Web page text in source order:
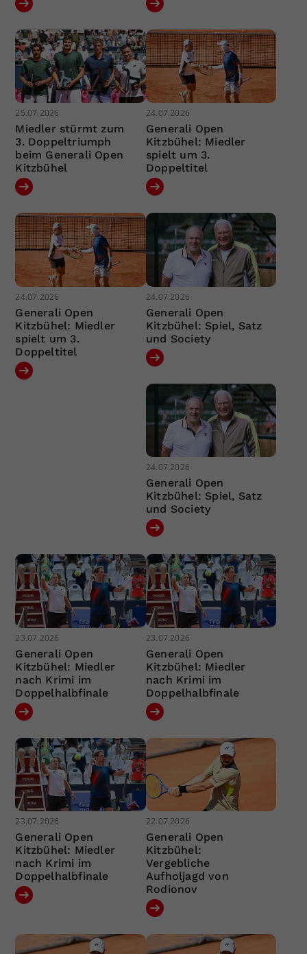
25.07.2026
Miedler stürmt zum
3. Doppeltriumph
beim Generali Open
Kitzbühel
24.07.2026
Generali Open
Kitzbühel: Miedler
spielt um 3.
Doppeltitel
24.07.2026
Generali Open
Kitzbühel: Miedler
spielt um 3.
Doppeltitel
24.07.2026
Generali Open
Kitzbühel: Spiel, Satz
und Society
24.07.2026
Generali Open
Kitzbühel: Spiel, Satz
und Society
23.07.2026
Generali Open
Kitzbühel: Miedler
nach Krimi im
Doppelhalbfinale
23.07.2026
Generali Open
Kitzbühel: Miedler
nach Krimi im
Doppelhalbfinale
23.07.2026
Generali Open
Kitzbühel: Miedler
nach Krimi im
Doppelhalbfinale
22.07.2026
Generali Open
Kitzbühel:
Vergebliche
Aufholjagd von
Rodionov